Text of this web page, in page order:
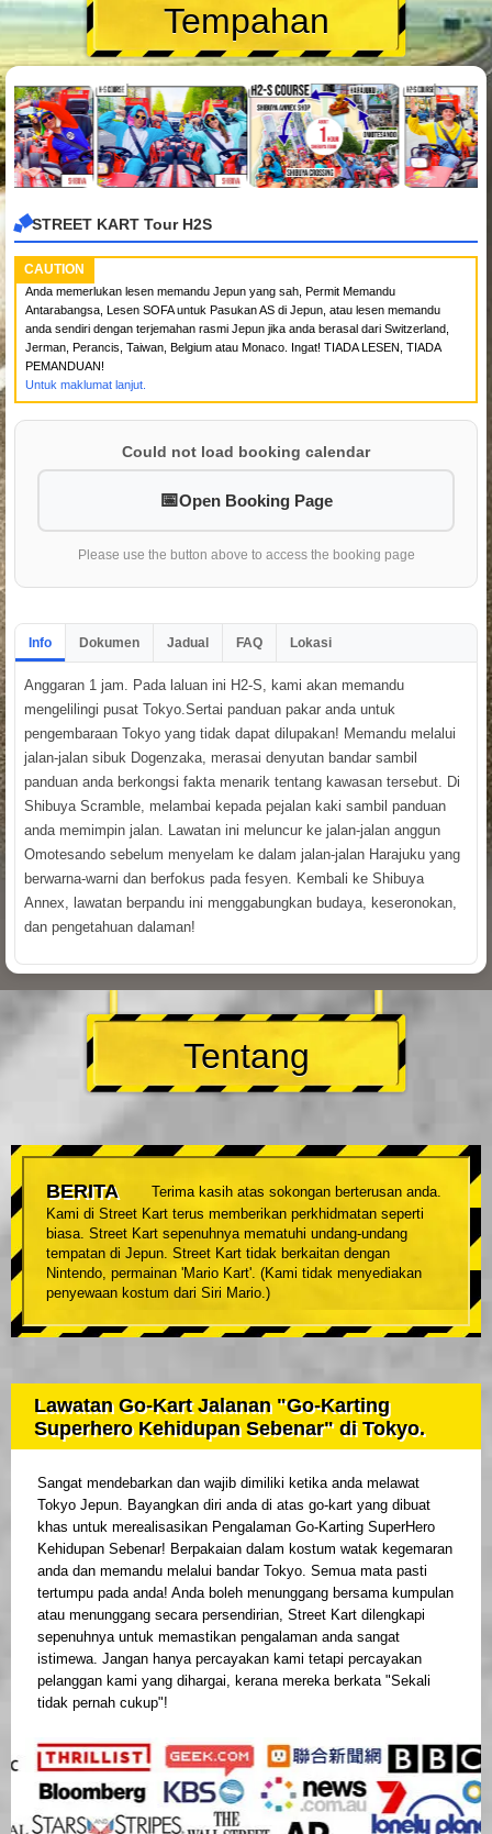
Tempahan
STREET KART Tour H2S
CAUTION
Anda memerlukan lesen memandu Jepun yang sah, Permit Memandu
Antarabangsa, Lesen SOFA untuk Pasukan AS di Jepun, atau lesen memandu
anda sendiri dengan terjemahan rasmi Jepun jika anda berasal dari Switzerland,
Jerman, Perancis, Taiwan, Belgium atau Monaco. Ingat! TIADA LESEN, TIADA
PEMANDUAN!
Untuk maklumat lanjut.
Could not load booking calendar
Open Booking Page
Please use the button above to access the booking page
Info Dokumen Jadual FAQ Lokasi
Anggaran 1 jam. Pada laluan ini H2-S, kami akan memandu
mengelilingi pusat Tokyo.Sertai panduan pakar anda untuk
pengembaraan Tokyo yang tidak dapat dilupakan! Memandu melalui
jalan-jalan sibuk Dogenzaka, merasai denyutan bandar sambil
panduan anda berkongsi fakta menarik tentang kawasan tersebut. Di
Shibuya Scramble, melambai kepada pejalan kaki sambil panduan
anda memimpin jalan. Lawatan ini meluncur ke jalan-jalan anggun
Omotesando sebelum menyelam ke dalam jalan-jalan Harajuku yang
berwarna-warni dan berfokus pada fesyen. Kembali ke Shibuya
Annex, lawatan berpandu ini menggabungkan budaya, keseronokan,
dan pengetahuan dalaman!
Tentang
BERITA
Terima kasih atas sokongan berterusan anda.
Kami di Street Kart terus memberikan perkhidmatan seperti
biasa. Street Kart sepenuhnya mematuhi undang-undang
tempatan di Jepun. Street Kart tidak berkaitan dengan
Nintendo, permainan 'Mario Kart'. (Kami tidak menyediakan
penyewaan kostum dari Siri Mario.)
Lawatan Go-Kart Jalanan "Go-Karting
Superhero Kehidupan Sebenar" di Tokyo.
Sangat mendebarkan dan wajib dimiliki ketika anda melawat
Tokyo Jepun. Bayangkan diri anda di atas go-kart yang dibuat
khas untuk merealisasikan Pengalaman Go-Karting SuperHero
Kehidupan Sebenar! Berpakaian dalam kostum watak kegemaran
anda dan memandu melalui bandar Tokyo. Semua mata pasti
tertumpu pada anda! Anda boleh menunggang bersama kumpulan
atau menunggang secara persendirian, Street Kart dilengkapi
sepenuhnya untuk memastikan pengalaman anda sangat
istimewa. Jangan hanya percayakan kami tetapi percayakan
pelanggan kami yang dihargai, kerana mereka berkata "Sekali
tidak pernah cukup"!